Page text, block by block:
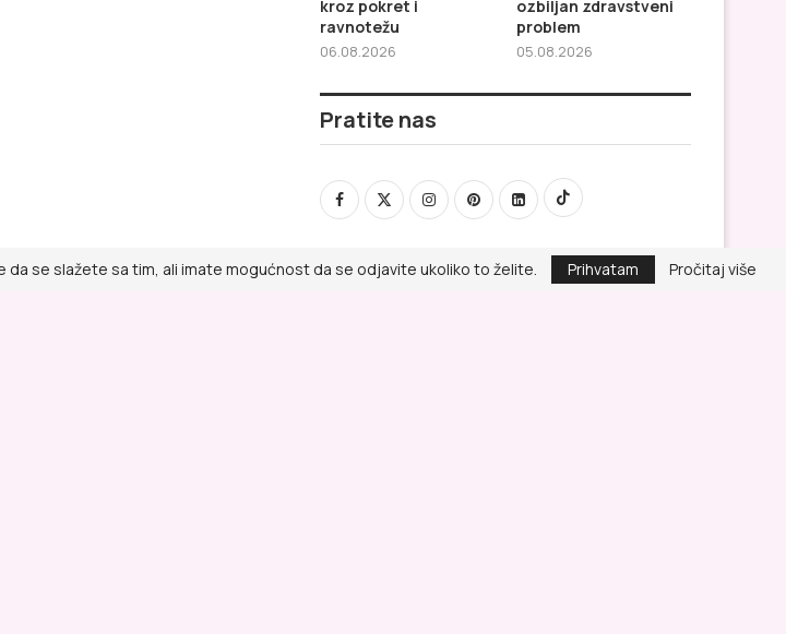
kroz pokret i
ravnotežu
06.08.2026
ozbiljan zdravstveni
problem
05.08.2026
Pratite nas
se slažete sa tim, ali imate mogućnost da se odjavite ukoliko to želite. Prihvatam
Pročitaj više